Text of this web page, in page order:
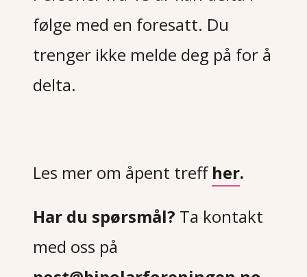
følge med en foresatt. Du
trenger ikke melde deg på for å
delta.
Les mer om åpent treff her.
Har du spørsmål? Ta kontakt
med oss på